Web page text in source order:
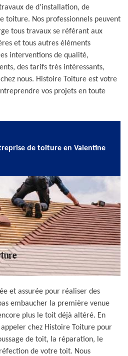
de d’installation, de
toiture. Nos professionnels peuvent
tous travaux se référant aux
et tous autres éléments
interventions de qualité,
des tarifs très intéressants,
nous. Histoire Toiture est votre
vos projets en toute
de toiture en Valentine
et assurée pour réaliser des
embaucher la première venue
plus le toit déjà altéré. En
chez Histoire Toiture pour
de toit, la réparation, le
de votre toit. Nous